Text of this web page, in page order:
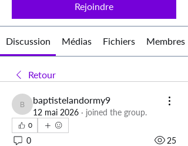
Rejoindre
Discussion Médias Fichiers Membres
Retour
baptistelandormy9
baptistelandormy9
12 mai 2026 · joined the group.
0
0 25